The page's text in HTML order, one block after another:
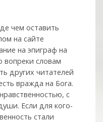
чем оставить
на сайте
на эпиграф на
вопреки словам
других читателей
вражда на Бога.
с
Если для кого-
стали